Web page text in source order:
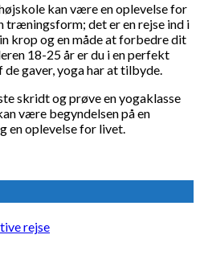
kan være en oplevelse for
træningsform; det er en rejse ind i
krop og en måde at forbedre dit
18-25 år er du i en perfekt
gaver, yoga har at tilbyde.
skridt og prøve en yogaklasse
være begyndelsen på en
en oplevelse for livet.